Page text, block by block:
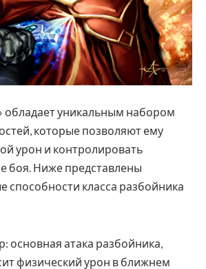
обладает уникальным набором
которые позволяют ему
урон и контролировать
боя. Ниже представлены
способности класса разбойника
основная атака разбойника,
физический урон в ближнем